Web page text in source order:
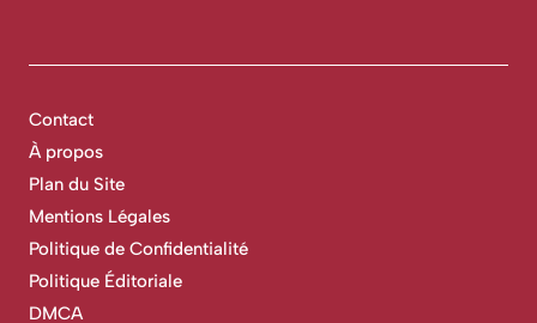
Contact
À propos
Plan du Site
Mentions Légales
Politique de Confidentialité
Politique Éditoriale
DMCA